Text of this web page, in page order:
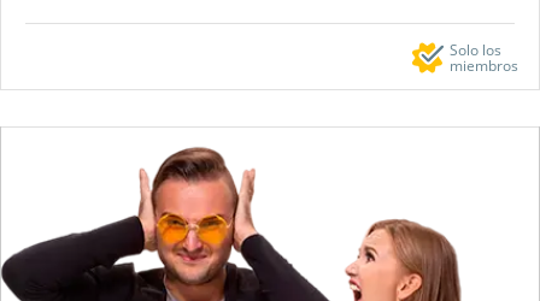
Solo los
miembros